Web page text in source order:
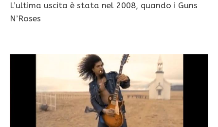
L’ultima uscita è stata nel 2008, quando i Guns
N’Roses